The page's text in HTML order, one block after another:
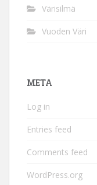
Värisilmä
Vuoden Väri
META
Log in
Entries feed
Comments feed
WordPress.org